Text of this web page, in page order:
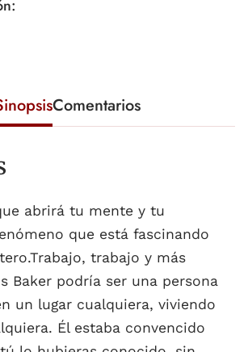
Comentarios
abrirá tu mente y tu
que está fascinando
trabajo y más
Baker podría ser una persona
un lugar cualquiera, viviendo
Él estaba convencido